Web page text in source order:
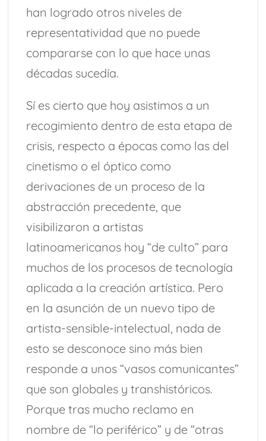
han logrado otros niveles de
representatividad que no puede
compararse con lo que hace unas
décadas sucedía.
Sí es cierto que hoy asistimos a un
recogimiento dentro de esta etapa de
crisis, respecto a épocas como las del
cinetismo o el óptico como
derivaciones de un proceso de la
abstracción precedente, que
visibilizaron a artistas
latinoamericanos hoy “de culto” para
muchos de los procesos de tecnología
aplicada a la creación artística. Pero
en la asunción de un nuevo tipo de
artista-sensible-intelectual, nada de
esto se desconoce sino más bien
responde a unos “vasos comunicantes”
que son globales y transhistóricos.
Porque tras mucho reclamo en
nombre de “lo periférico” y de “otras